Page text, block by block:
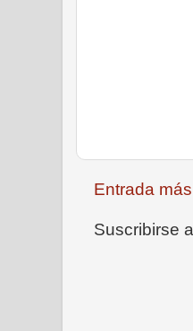
Entrada
Suscribirse